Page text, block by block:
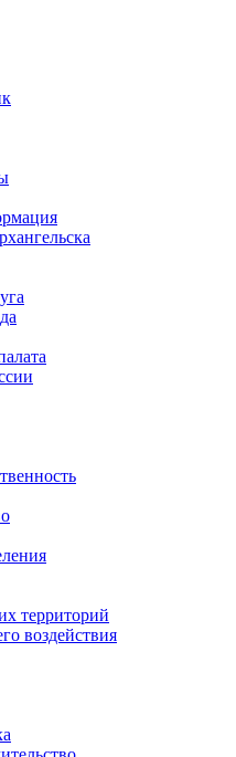
территорий
воздействия